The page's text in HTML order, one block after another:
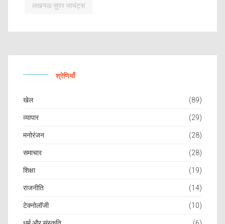
लखनऊ सुपर जायंट्स
श्रेणियाँ
खेल (89)
व्यापार (29)
मनोरंजन (28)
समाचार (28)
शिक्षा (19)
राजनीति (14)
टेक्नोलॉजी (10)